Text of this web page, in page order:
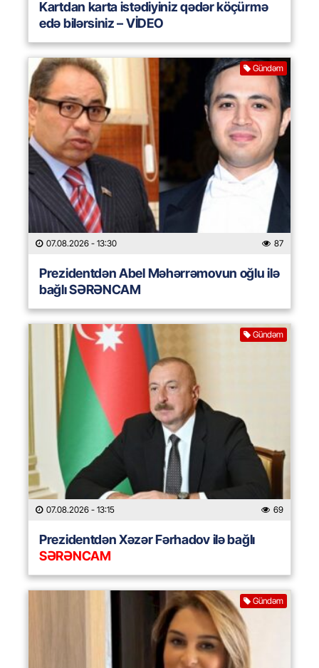
Kartdan karta istədiyiniz qədər köçürmə
edə bilərsiniz – VİDEO
Gündəm
07.08.2026 - 13:30 87
Prezidentdən Abel Məhərrəmovun oğlu ilə
bağlı SƏRƏNCAM
Gündəm
07.08.2026 - 13:15 69
Prezidentdən Xəzər Fərhadov ilə bağlı
SƏRƏNCAM
Gündəm